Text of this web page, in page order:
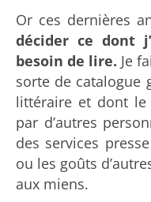
Or ces dernières
décider ce dont
besoin de lire. Je
sorte de catalogue
littéraire et dont le
par d’autres
des services
ou les goûts
aux miens.